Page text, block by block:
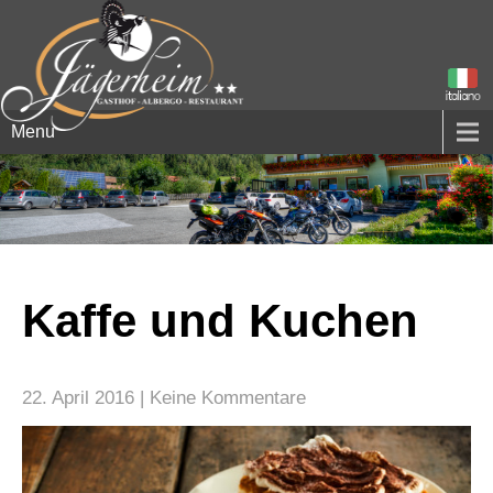
Menu
Kaffe und Kuchen
22. April 2016 Keine Kommentare